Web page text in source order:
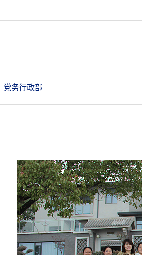
党务行政部